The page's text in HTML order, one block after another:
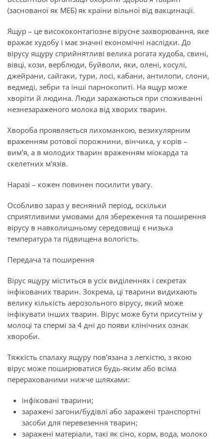
(заснованої як МЕБ) як країни вільної від вакцинації.
Ящур – це висококонтагіозне вірусне захворювання, яке
вражає худобу і має значні економічні наслідки. До
вірусу ящуру сприйнятливі велика рогата худоба, свині,
вівці, кози, верблюди, буйволи, яки, олені, косулі,
джейрани, сайгаки, тури, лосі, кабани, антилопи, слони,
ведмеді, зебри та інші парнокопиті. На ящур може
хворіти й людина. Люди заражаються при споживанні
незнезараженого молока від хворих тварин.
Хвороба проявляється лихоманкою, везикулярним
враженням ротової порожнини, вінчика, у корів –
вим’я, а в молодих тварин враженням міокарда та
скелетних м’язів.
Наразі – кожен повинен посилити увагу.
Особливо зараз у весняний період, оскільки
сприятливими умовами для збереження та поширення
вірусу в навколишньому середовищі є низька
температура та підвищена вологість.
Передача та поширення
Вірус ящуру міститься в усіх виділеннях і секретах
інфікованих тварин. Зокрема, ці тварини видихають
велику кількість аерозольного вірусу, який може
інфікувати інших тварин. Вірус може бути присутнім у
молоці та спермі за 4 дні до появи клінічних ознак
хвороби.
Тяжкість спалаху ящуру пов’язана з легкістю, з якою
вірус може поширюватися будь-яким або всіма
перерахованими нижче шляхами:
інфіковані тварини;
заражені загони/будівлі або заражені транспортні
засоби для перевезення тварин;
заражені матеріали, такі як сіно, корм, вода, молоко